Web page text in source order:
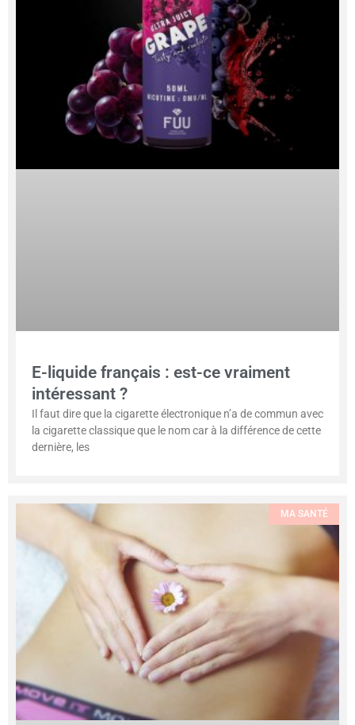
E-liquide français : est-ce vraiment
intéressant ?
Il faut dire que la cigarette électronique n’a de commun avec
la cigarette classique que le nom car à la différence de cette
dernière, les
MA SANTÉ